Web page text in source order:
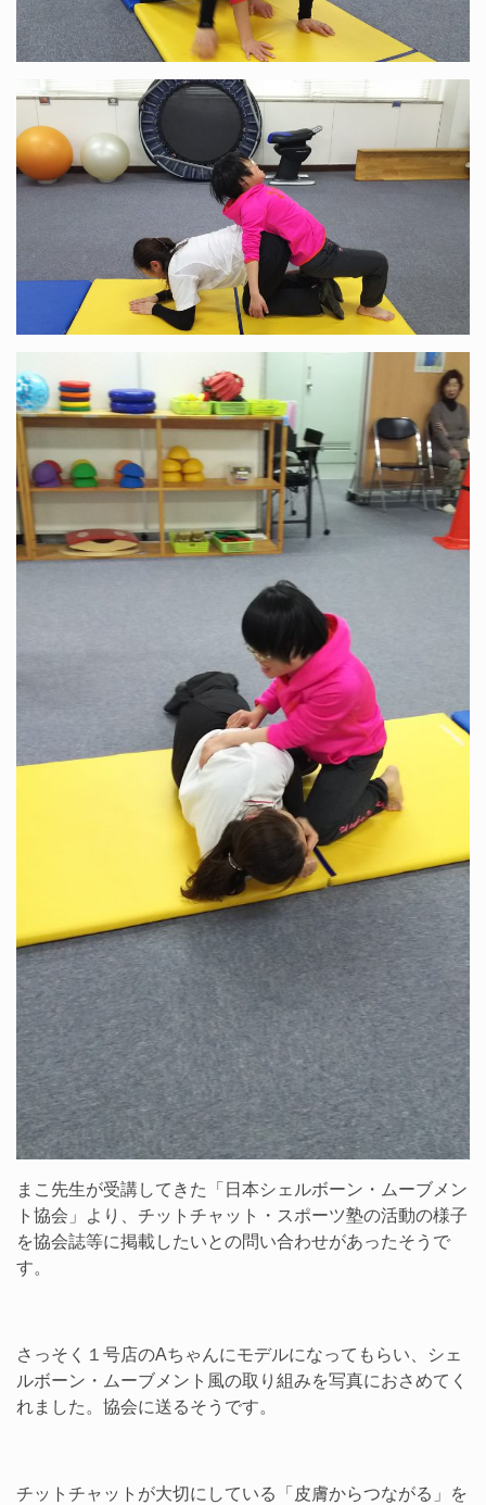
まこ先生が受講してきた「日本シェルボーン・ムーブメン
ト協会」より、チットチャット・スポーツ塾の活動の様子
を協会誌等に掲載したいとの問い合わせがあったそうで
す。
さっそく１号店のAちゃんにモデルになってもらい、シェ
ルボーン・ムーブメント風の取り組みを写真におさめてく
れました。協会に送るそうです。
チットチャットが大切にしている「皮膚からつながる」を